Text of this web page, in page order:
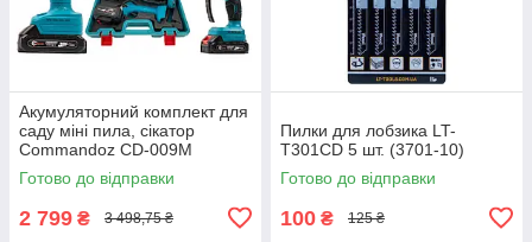
Акумуляторний комплект для
саду міні пила, сікатор
Commandoz CD-009M
Готово до відправки
2 799 ₴ 3 498,75 ₴
Пилки для лобзика LT-
T301CD 5 шт. (3701-10)
Готово до відправки
100 ₴ 125 ₴